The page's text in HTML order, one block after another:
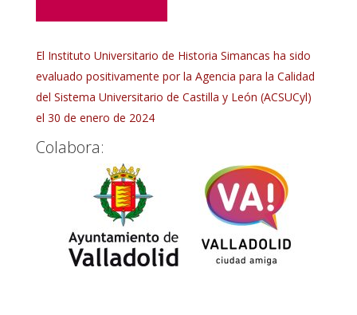
El Instituto Universitario de Historia Simancas ha sido
evaluado positivamente por la Agencia para la Calidad
del Sistema Universitario de Castilla y León (ACSUCyl)
el 30 de enero de 2024
Colabora: